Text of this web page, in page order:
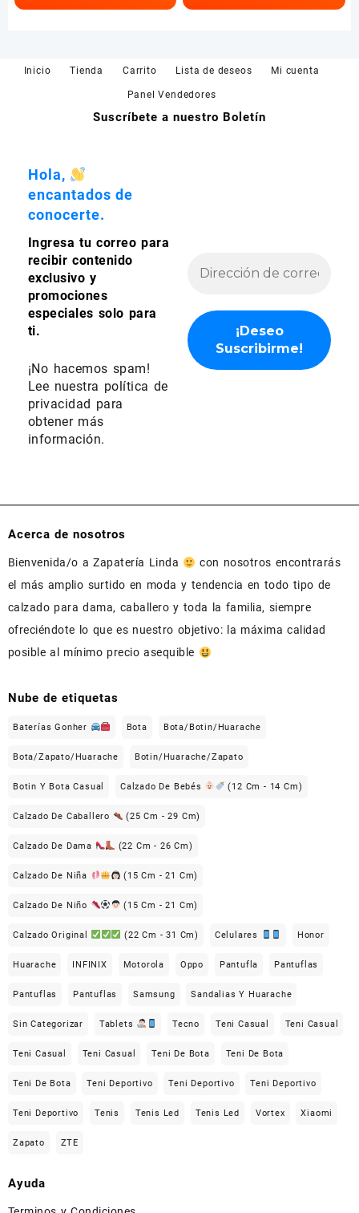
elegir
página
elegir
página
Inicio Tienda Carrito Lista de deseos Mi cuenta
Panel Vendedores
Suscríbete a nuestro Boletín
Hola,
encantados de
conocerte.
Ingresa tu correo para
recibir contenido
exclusivo y
promociones
especiales solo para
ti.
¡No hacemos spam!
Lee nuestra política de
privacidad para
obtener más
información.
Acerca de nosotros
Bienvenida/o a Zapatería Linda
con nosotros encontrarás
el más amplio surtido en moda y tendencia en todo tipo de
calzado para dama, caballero y toda la familia, siempre
ofreciéndote lo que es nuestro objetivo: la máxima calidad
posible al mínimo precio asequible
Nube de etiquetas
Baterías Gonher Bota Bota/Botin/Huarache
Bota/Zapato/Huarache Botin/Huarache/Zapato
Botin Y Bota Casual Calzado De Bebés (12 Cm - 14 Cm)
Calzado De Caballero (25 Cm - 29 Cm)
Calzado De Dama (22 Cm - 26 Cm)
Calzado De Niña (15 Cm - 21 Cm)
Calzado De Niño (15 Cm - 21 Cm)
Calzado Original (22 Cm - 31 Cm) Celulares Honor
Huarache INFINIX Motorola Oppo Pantufla Pantuflas
Pantuflas Pantuflas Samsung Sandalias Y Huarache
Sin Categorizar Tablets Tecno Teni Casual Teni Casual
Teni Casual Teni Casual Teni De Bota Teni De Bota
Teni De Bota Teni Deportivo Teni Deportivo Teni Deportivo
Teni Deportivo Tenis Tenis Led Tenis Led Vortex Xiaomi
Zapato ZTE
Ayuda